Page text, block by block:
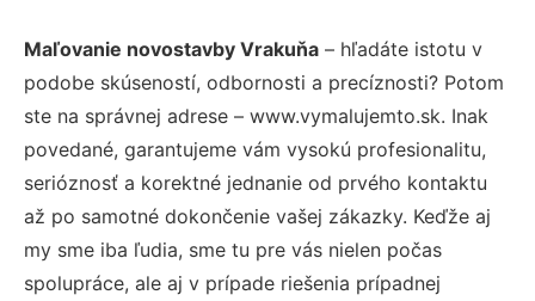
Maľovanie novostavby Vrakuňa – hľadáte istotu v
podobe skúseností, odbornosti a precíznosti? Potom
ste na správnej adrese – www.vymalujemto.sk. Inak
povedané, garantujeme vám vysokú profesionalitu,
serióznosť a korektné jednanie od prvého kontaktu
až po samotné dokončenie vašej zákazky. Keďže aj
my sme iba ľudia, sme tu pre vás nielen počas
spolupráce, ale aj v prípade riešenia prípadnej